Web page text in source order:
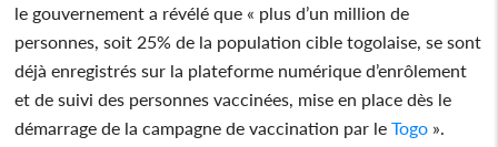
le gouvernement a révélé que « plus d’un million de
personnes, soit 25% de la population cible togolaise, se sont
déjà enregistrés sur la plateforme numérique d’enrôlement
et de suivi des personnes vaccinées, mise en place dès le
démarrage de la campagne de vaccination par leTogo ».